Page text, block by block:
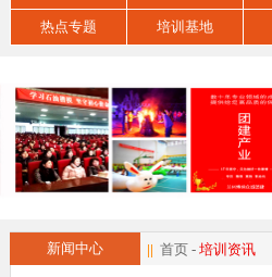
热点专题 培训基地
新闻中心 || 首页- 培训资讯